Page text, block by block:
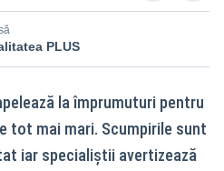
PLUS
la împrumuturi pentru
tot mai mari. Scumpirile sunt
iar specialiștii avertizează